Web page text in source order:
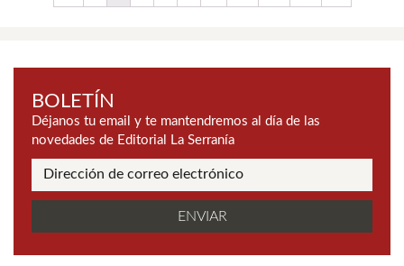
BOLETÍN
Déjanos tu email y te mantendremos al día de las
novedades de Editorial La Serranía